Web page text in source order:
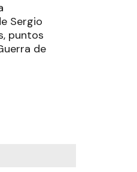
Sergio
puntos
de